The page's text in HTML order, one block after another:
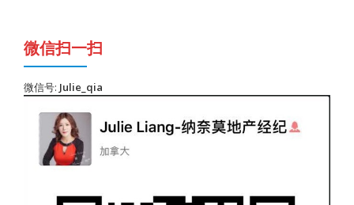
微信扫一扫
微信号: Julie_qia